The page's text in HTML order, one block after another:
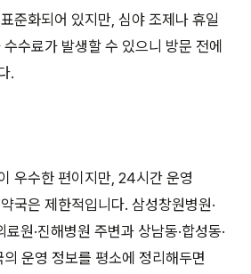
준화되어 있지만, 심야 조제나 휴일
수료가 발생할 수 있으니 방문 전에
.
우수한 편이지만, 24시간 운영
국은 제한적입니다. 삼성창원병원·
원·진해병원 주변과 상남동·합성동·
운영 정보를 평소에 정리해두면